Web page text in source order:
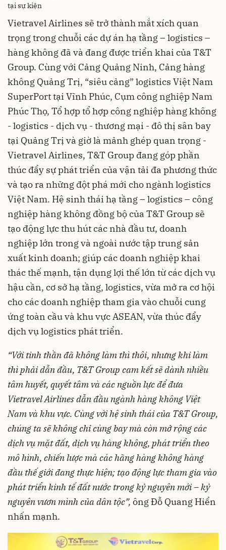
tại sự kiện
Vietravel Airlines sẽ trở thành mắt xích quan
trọng trong chuỗi các dự án hạ tầng – logistics –
hàng không đã và đang được triển khai của T&T
Group. Cùng với Cảng Quảng Ninh, Cảng hàng
không Quảng Trị, “siêu cảng” logistics Việt Nam
SuperPort tại Vĩnh Phúc, Cụm công nghiệp Nam
Phúc Thọ, Tổ hợp tổ hợp công nghiệp hàng không
- logistics - dịch vụ - thương mại - đô thị sân bay
tại Quảng Trị và giờ là mảnh ghép quan trọng -
Vietravel Airlines, T&T Group đang góp phần
thúc đẩy sự phát triển của vận tải đa phương thức
và tạo ra những đột phá mới cho ngành logistics
Việt Nam. Hệ sinh thái hạ tầng – logistics – công
nghiệp hàng không đồng bộ của T&T Group sẽ
tạo động lực thu hút các nhà đầu tư, doanh
nghiệp lớn trong và ngoài nước tập trung sản
xuất kinh doanh; giúp các doanh nghiệp khai
thác thế mạnh, tận dụng lợi thế lớn từ các dịch vụ
hậu cần, cơ sở hạ tầng, logistics, vừa mở ra cơ hội
cho các doanh nghiệp tham gia vào chuỗi cung
ứng toàn cầu và khu vực ASEAN, vừa thúc đẩy
dịch vụ logistics phát triển.
“Với tinh thần đã không làm thì thôi, nhưng khi làm
thì phải dẫn đầu, T&T Group cam kết sẽ dành nhiều
tâm huyết, quyết tâm và các nguồn lực để đưa
Vietravel Airlines dẫn đầu ngành hàng không Việt
Nam và khu vực. Cùng với hệ sinh thái của T&T Group,
chúng ta sẽ không chỉ cùng bay mà còn mở rộng các
dịch vụ mặt đất, dịch vụ hàng không, phát triển theo
mô hình, chiến lược mà các hãng hàng không hàng
đầu thế giới đang thực hiện; tạo động lực tham gia vào
phát triển kinh tế đất nước trong kỷ nguyên mới – kỷ
nguyên vươn mình của dân tộc”, ông Đỗ Quang Hiển
nhấn mạnh.